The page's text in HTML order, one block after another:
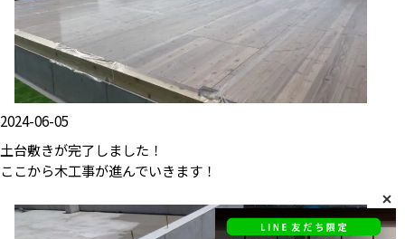
2024-06-05
土台敷きが完了しました！
ここから木工事が進んでいきます！